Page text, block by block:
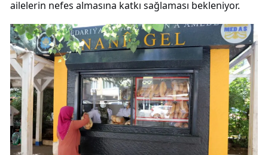
ailelerin nefes almasına katkı sağlaması bekleniyor.